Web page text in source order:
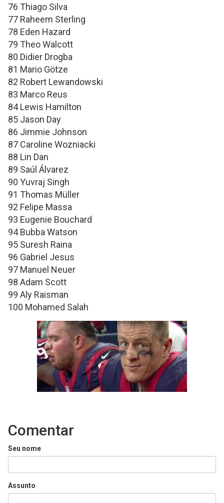
76 Thiago Silva
77 Raheem Sterling
78 Eden Hazard
79 Theo Walcott
80 Didier Drogba
81 Mario Götze
82 Robert Lewandowski
83 Marco Reus
84 Lewis Hamilton
85 Jason Day
86 Jimmie Johnson
87 Caroline Wozniacki
88 Lin Dan
89 Saúl Álvarez
90 Yuvraj Singh
91 Thomas Müller
92 Felipe Massa
93 Eugenie Bouchard
94 Bubba Watson
95 Suresh Raina
96 Gabriel Jesus
97 Manuel Neuer
98 Adam Scott
99 Aly Raisman
100 Mohamed Salah
Comentar
Seu nome
Assunto